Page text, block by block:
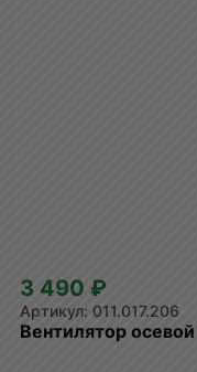
3 490 ₽
011.017.206
Вентилятор